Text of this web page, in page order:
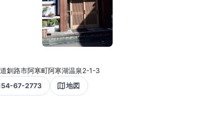
釧路市阿寒町阿寒湖温泉2-1-3
67-2773
地図